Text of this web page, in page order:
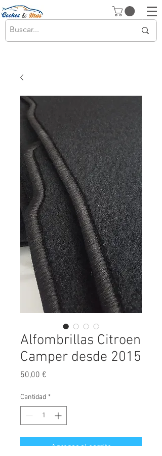
Alfombrillas Citroen
Camper desde 2015
50,00 €
Cantidad *
Agregar al carrito